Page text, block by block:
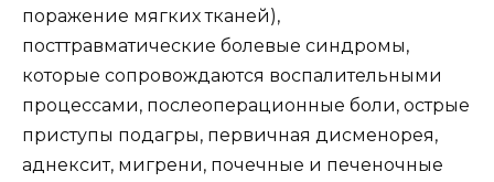
поражение мягких тканей),
посттравматические болевые синдромы,
которые сопровождаются воспалительными
процессами, послеоперационные боли, острые
приступы подагры, первичная дисменорея,
аднексит, мигрени, почечные и печеночные